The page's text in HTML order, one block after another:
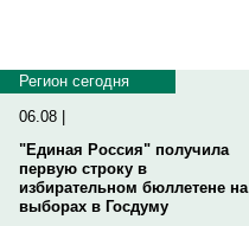
Регион сегодня
06.08 |
"Единая Россия" получила
первую строку в
избирательном бюллетене на
выборах в Госдуму